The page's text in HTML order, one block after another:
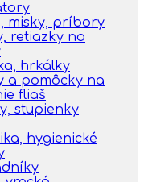
misky, príbory
retiazky na
hrkálky
a pomôcky na
fliaš
stupienky
hygienické